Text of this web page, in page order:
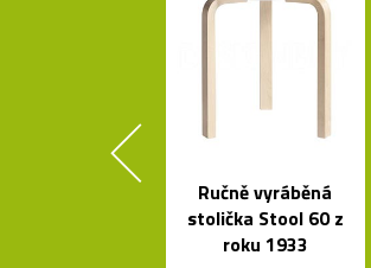
Ručně vyráběná
stolička Stool 60 z
roku 1933